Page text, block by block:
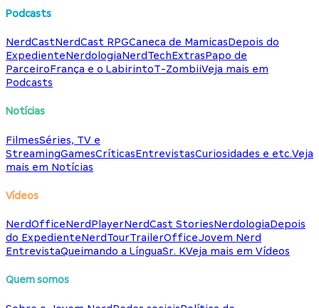
Podcasts
NerdCastNerdCast RPGCaneca de MamicasDepois do
ExpedienteNerdologiaNerdTechExtrasPapo de
ParceiroFrança e o LabirintoT-ZombiiVeja mais em
Podcasts
Notícias
FilmesSéries, TV e
StreamingGamesCríticasEntrevistasCuriosidades e etc.Veja
mais em Notícias
Vídeos
NerdOfficeNerdPlayerNerdCast StoriesNerdologiaDepois
do ExpedienteNerdTourTrailerOfficeJovem Nerd
EntrevistaQueimando a LínguaSr. KVeja mais em Vídeos
Quem somos